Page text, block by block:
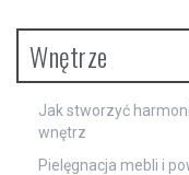
Wnętrze
Jak stworzyć
wnętrz
Pielęgnacja mebli i